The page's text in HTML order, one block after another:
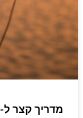
מדריך קצר ל-SDR: חיבור הרדיו למחשב